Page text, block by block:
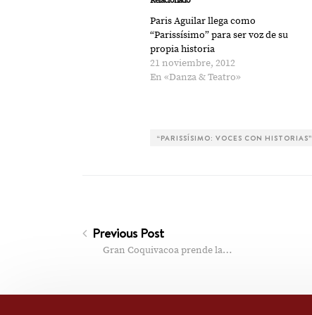
Paris Aguilar llega como
“Parissísimo” para ser voz de su
propia historia
21 noviembre, 2012
En «Danza & Teatro»
“PARISSÍSIMO: VOCES CON HISTORIAS”
Previous Post
Gran Coquivacoa prende la…